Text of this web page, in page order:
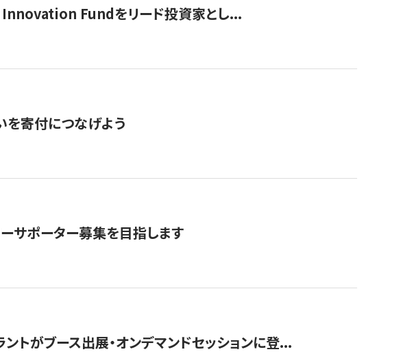
Innovation Fundをリード投資家とし...
寄付につなげよう
サポーター募集を目指します
ントがブース出展・オンデマンドセッションに登...